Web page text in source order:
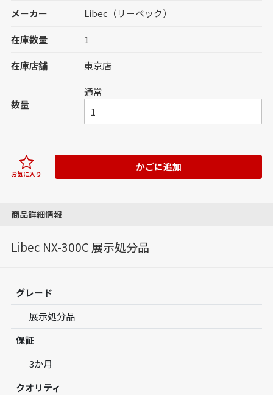
メーカー Libec（リーベック）
在庫数量 1
在庫店舗 東京店
数量
通常
かごに追加
お気に入り
商品詳細情報
Libec NX-300C 展示処分品
グレード
展示処分品
保証
3か月
クオリティ